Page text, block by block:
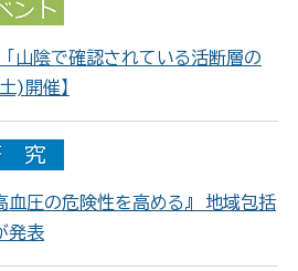
山陰で確認されている活断層の
)開催】
血圧の危険性を高める』 地域包括
発表